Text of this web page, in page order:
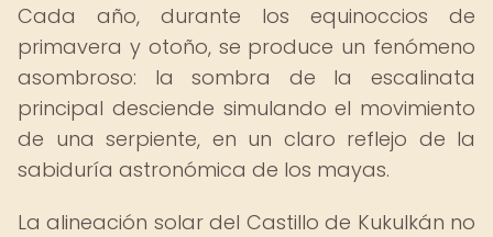
Cada año, durante los equinoccios de
primavera y otoño, se produce un fenómeno
asombroso: la sombra de la escalinata
principal desciende simulando el movimiento
de una serpiente, en un claro reflejo de la
sabiduría astronómica de los mayas.
La alineación solar del Castillo de Kukulkán no